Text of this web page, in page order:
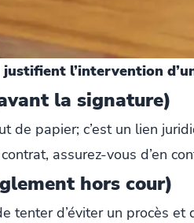
l’intervention
la signature)
de papier; c’est un lien
assurez-vous d’en
hors cour)
tenter d’éviter un procès